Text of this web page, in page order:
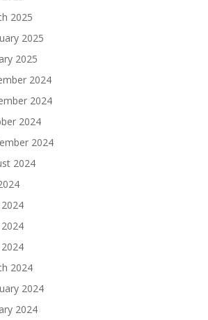
2025
2025
2025
2024
2024
2024
2024
2024
2024
2024
2024
2024